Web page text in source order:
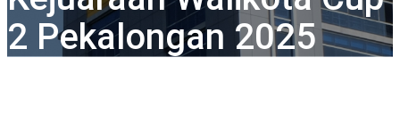
2 Pekalongan 2025